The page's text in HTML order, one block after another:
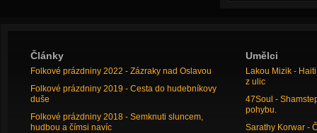
Články
Folkové prázdniny 2022 - Zázraky nad Oslavou
Folkové prázdniny 2019 - Cesta do hudebníkovy
duše
Folkové prázdniny 2018 - Semknuti sluncem,
hudbou a čímsi navíc
Umělci
Lakou Mizik -
z ulic
47Soul -
pohybu.
Sarathy Korwar -